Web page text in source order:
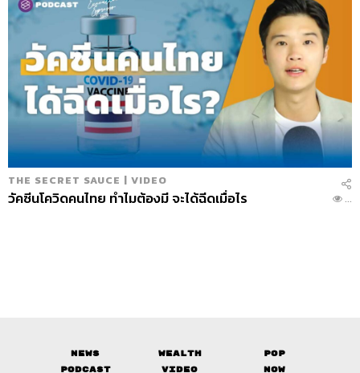
THE SECRET SAUCE | VIDEO
วัคซีนโควิดคนไทย ทำไมต้องมี จะได้ฉีดเมื่อไร ...
News Wealth
Pop
Podcast
Video Now